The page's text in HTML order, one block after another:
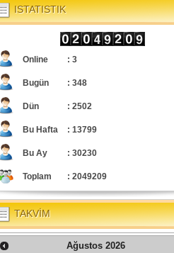
ISTATISTIK
Online : 3
Bugün : 348
Dün : 2502
Bu Hafta : 13799
Bu Ay : 30230
Toplam : 2049209
TAKVİM